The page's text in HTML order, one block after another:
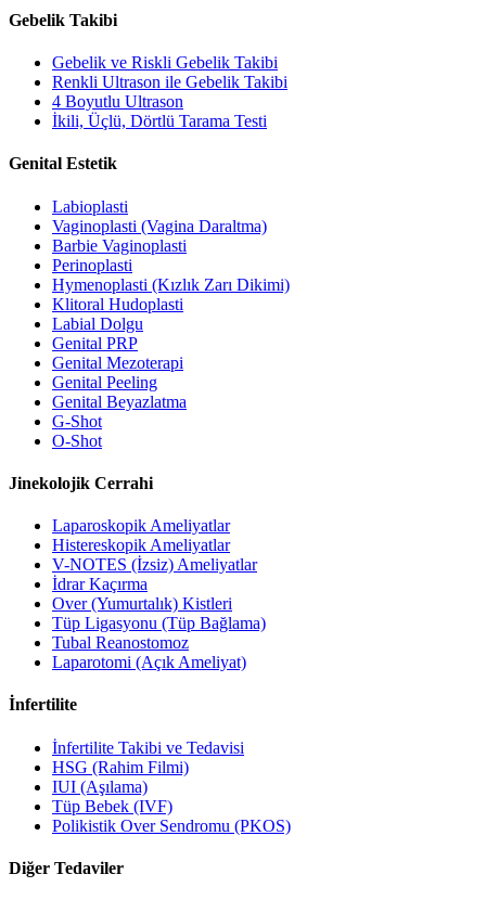
Gebelik Takibi
Gebelik ve Riskli Gebelik Takibi
Renkli Ultrason ile Gebelik Takibi
4 Boyutlu Ultrason
İkili, Üçlü, Dörtlü Tarama Testi
Genital Estetik
Labioplasti
Vaginoplasti (Vagina Daraltma)
Barbie Vaginoplasti
Perinoplasti
Hymenoplasti (Kızlık Zarı Dikimi)
Klitoral Hudoplasti
Labial Dolgu
Genital PRP
Genital Mezoterapi
Genital Peeling
Genital Beyazlatma
G-Shot
O-Shot
Jinekolojik Cerrahi
Laparoskopik Ameliyatlar
Histereskopik Ameliyatlar
V-NOTES (İzsiz) Ameliyatlar
İdrar Kaçırma
Over (Yumurtalık) Kistleri
Tüp Ligasyonu (Tüp Bağlama)
Tubal Reanostomoz
Laparotomi (Açık Ameliyat)
İnfertilite
İnfertilite Takibi ve Tedavisi
HSG (Rahim Filmi)
IUI (Aşılama)
Tüp Bebek (IVF)
Polikistik Over Sendromu (PKOS)
Diğer Tedaviler